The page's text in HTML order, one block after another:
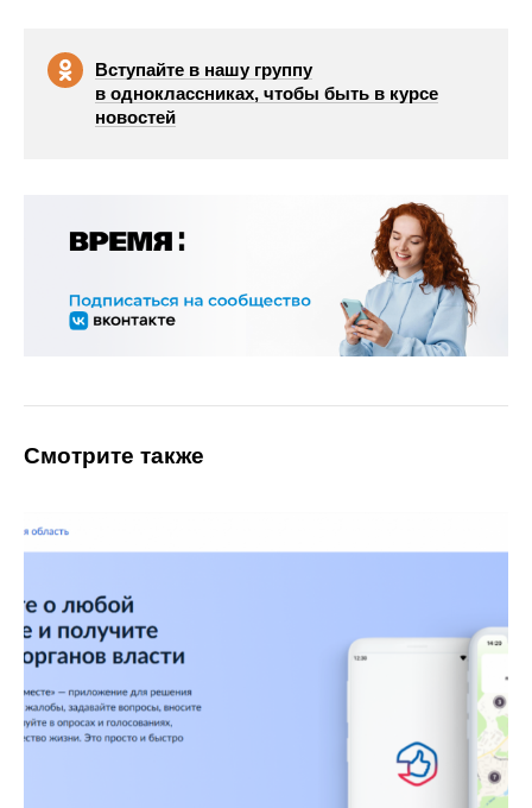
Вступайте в нашу группу
в одноклассниках, чтобы быть в курсе
новостей
Смотрите также